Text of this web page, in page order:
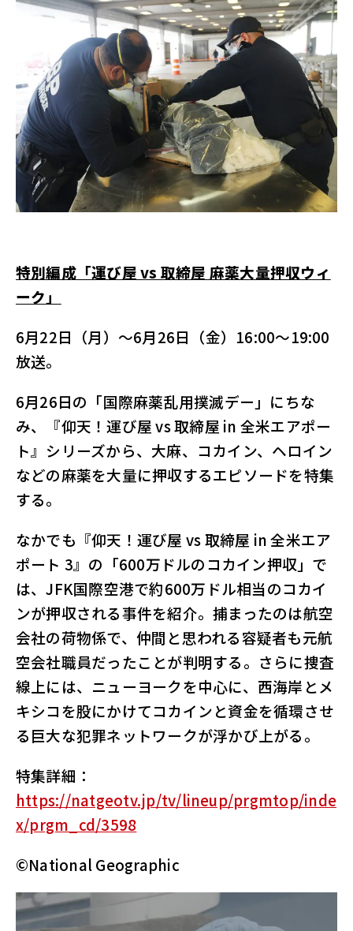
特別編成「運び屋 vs 取締屋 麻薬大量押収ウィ
ーク」
6月22日（月）～6月26日（金）16:00～19:00
放送。
6月26日の「国際麻薬乱用撲滅デー」にちな
み、『仰天！運び屋 vs 取締屋 in 全米エアポー
ト』シリーズから、大麻、コカイン、ヘロイン
などの麻薬を大量に押収するエピソードを特集
する。
なかでも『仰天！運び屋 vs 取締屋 in 全米エア
ポート 3』の「600万ドルのコカイン押収」で
は、JFK国際空港で約600万ドル相当のコカイ
ンが押収される事件を紹介。捕まったのは航空
会社の荷物係で、仲間と思われる容疑者も元航
空会社職員だったことが判明する。さらに捜査
線上には、ニューヨークを中心に、西海岸とメ
キシコを股にかけてコカインと資金を循環させ
る巨大な犯罪ネットワークが浮かび上がる。
特集詳細：
https://natgeotv.jp/tv/lineup/prgmtop/inde
x/prgm_cd/3598
©National Geographic